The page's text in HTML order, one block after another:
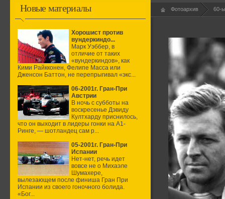
Новые материалы
Хорошист против
вундеркиндо...
Марк Уэббер, в
отличие от таких
«вундеркиндов», как
Кими Райкконен, Фелипе Масса или
Дженсон Баттон, не перепрыгивал «экс...
06-2001г. Гран-При
Австрии
В ночь с субботы на
воскресенье Дэвиду
Култхарду приснилось,
что он выходит в лидеры гонки на А1-
Ринге, — шотландец сам р...
05-2001г. Гран-При
Испании
Нет-нет, речь идет
вовсе не о Михаэле
Шумахере,
вылезающем после финиша Гран При
Испании из своего гоночного болида.
«Бог...
Фотоархив 60-